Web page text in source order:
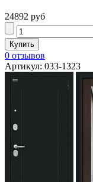
24892 руб
0 отзывов
Артикул: 033-1323